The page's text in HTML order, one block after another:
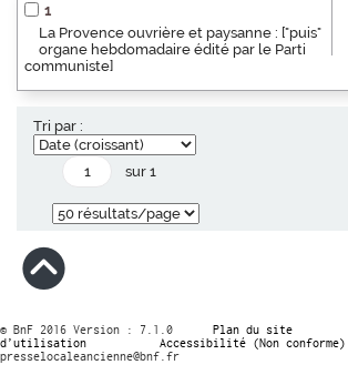
1
La Provence ouvrière et paysanne : ["puis"
organe hebdomadaire édité par le Parti
communiste]
Tri par :
sur 1
© BnF 2016 Version : 7.1.0 Plan du site
d’utilisation
Accessibilité (Non conforme)
presselocaleancienne@bnf.fr